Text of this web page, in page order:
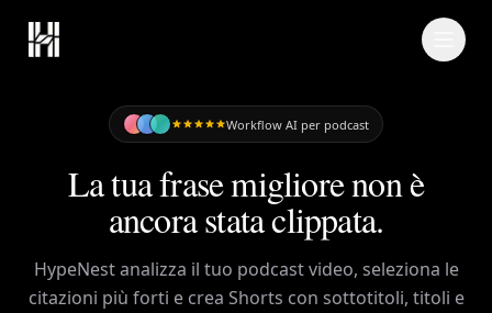
Workflow AI per podcast
La tua frase migliore non è
ancora stata clippata.
HypeNest analizza il tuo podcast video, seleziona le
citazioni più forti e crea Shorts con sottotitoli, titoli e